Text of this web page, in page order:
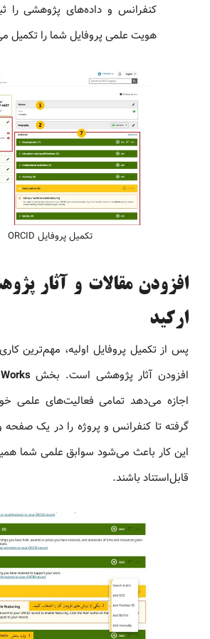
کنفرانس و داده‌های پژوهشی را
هویت علمی پروفایل شما را تکمیل
تکمیل پروفایل ORCID
افزودن مقالات و آثار
ارکید
پس از تکمیل پروفایل اولیه، مهم‌ترین
افزودن آثار پژوهشی است. بخش Works
اجازه می‌دهد تمامی فعالیت‌های علمی
گرفته تا کنفرانس و پروژه را در یک
این کار باعث می‌شود سوابق علمی شما
قابل‌استناد باشند.